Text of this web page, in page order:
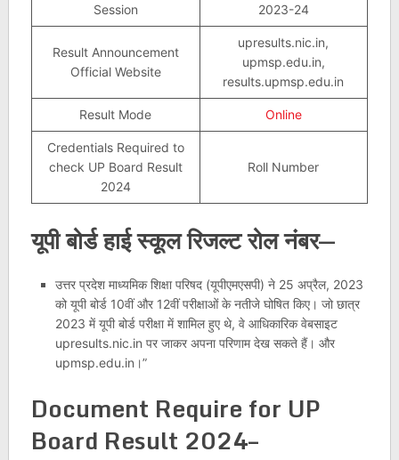
Session 2023-24
Result Announcement
Official Website
upresults.nic.in,
upmsp.edu.in,
results.upmsp.edu.in
Result Mode Online
Credentials Required to
check UP Board Result
2024
Roll Number
यूपी बोर्ड हाई स्कूल रिजल्ट रोल नंबर—
उत्तर प्रदेश माध्यमिक शिक्षा परिषद (यूपीएमएसपी) ने 25 अप्रैल, 2023
को यूपी बोर्ड 10वीं और 12वीं परीक्षाओं के नतीजे घोषित किए। जो छात्र
2023 में यूपी बोर्ड परीक्षा में शामिल हुए थे, वे आधिकारिक वेबसाइट
upresults.nic.in पर जाकर अपना परिणाम देख सकते हैं। और
upmsp.edu.in।”
Document Require for UP
Board Result 2024–